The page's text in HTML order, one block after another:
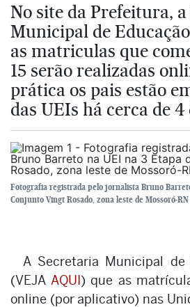
No site da Prefeitura,
Municipal de
as matriculas que
15 serão realizadas
prática os pais estão
das UEIs há cerca de 4
Fotografia registrada pelo jornalista Bruno
Conjunto Vingt Rosado, zona leste de Mossoró-RN
A Secretaria Municipal de
(VEJA AQUI) que as
online (por aplicativo) nas